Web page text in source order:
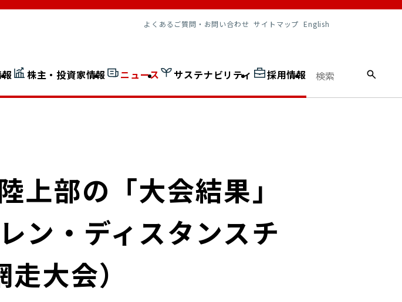
よくあるご質問・お問い合わせ サイトマップ English
ループ女子陸上部
株主・投資家情報 ニュース サステナビリティ 採用情報
上部の「大会結果」
ン・ディスタンスチ
大会）